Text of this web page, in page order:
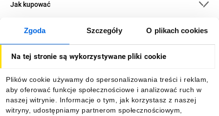
Zgoda Szczegóły O plikach cookies
Na tej stronie są wykorzystywane pliki cookie
Plików cookie używamy do spersonalizowania treści i reklam,
aby oferować funkcje społecznościowe i analizować ruch w
naszej witrynie. Informacje o tym, jak korzystasz z naszej
witryny, udostępniamy partnerom społecznościowym,
Jak kupować
O firmie
Informacje